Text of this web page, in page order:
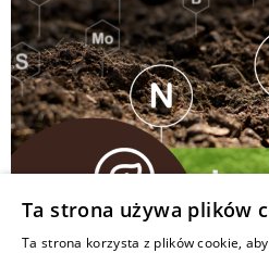
Ta strona używa plików
Ta strona korzysta z plików cookie,